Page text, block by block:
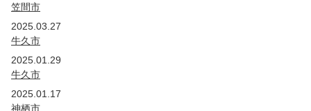
笠間市
2025.03.27
牛久市
2025.01.29
牛久市
2025.01.17
神栖市